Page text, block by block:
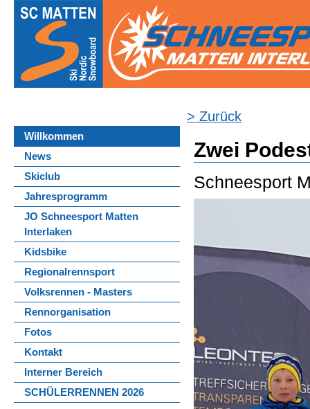
Willkommen
News
Skiclub
Jahresprogramm
JO Schneesport Matten
Interlaken
Kidsbike
Regionalrennsport
Volksrennen - Masters
Rennorganisation
Fotos
Kontakt
Interner Bereich
SCHÜLERRENNEN 2026
> Zurück
Zwei
Schneesport